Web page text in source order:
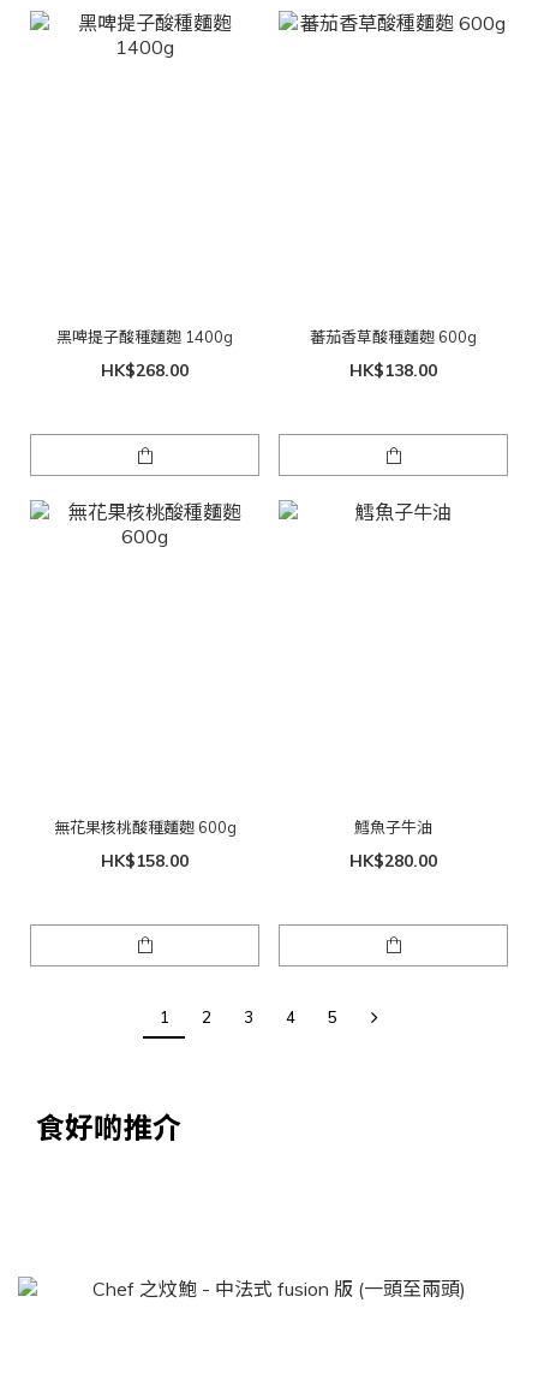
黑啤提子酸種麵麭 1400g
HK$268.00
蕃茄香草酸種麵麭 600g
HK$138.00
無花果核桃酸種麵麭 600g
HK$158.00
鱈魚子牛油
HK$280.00
1 2 3 4 5
食好啲推介